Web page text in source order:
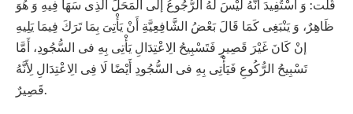
قُلْت: وَ اسْتُفِيدَ أَنَّهُ لَيْسَ لَهُ الرُّجُوعُ إلَى الْمَحَلِّ الَّذِى سَهَا فِيهِ وَ هُوَ
ظَاهِرٌ، وَ يَنْبَغِى كَمَا قَالَ بَعْضُ الشَّافِعِيَّةِ أَنْ يَأْتِىَ بِمَا تَرَكَ فِيمَا يَلِيهِ
إنْ كَانَ غَيْرَ قَصِيرٍ فَتَسْبِيحُ الِاعْتِدَالِ يَأْتِى بِهِ فى السُّجُودِ، أَمَّا
تَسْبِيحُ الرُّكُوعِ فَيَأْتِى بِهِ فى السُّجُودِ أَيْضًا لَا فِى الِاعْتِدَالِ لِأَنَّهُ
قَصِيرٌ.